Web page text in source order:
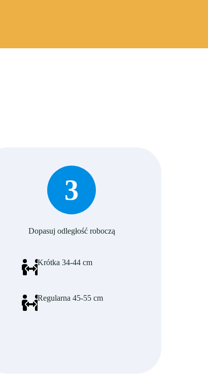
3
Dopasuj odległość roboczą
Krótka 34-44 cm
Regularna 45-55 cm